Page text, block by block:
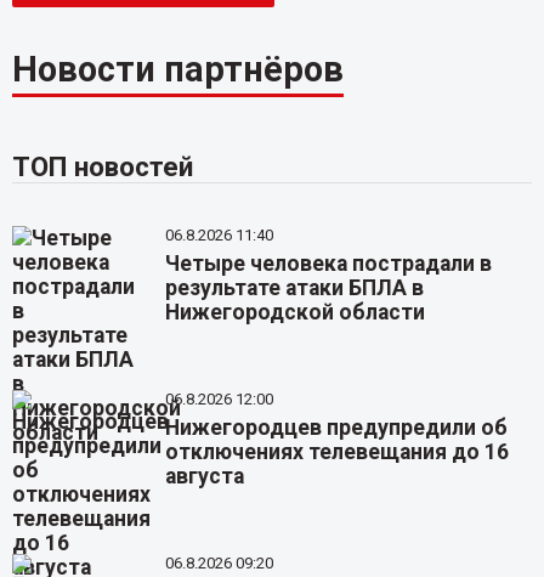
Новости партнёров
ТОП новостей
06.8.2026 11:40
Четыре человека пострадали в
результате атаки БПЛА в
Нижегородской области
06.8.2026 12:00
Нижегородцев предупредили об
отключениях телевещания до 16
августа
06.8.2026 09:20